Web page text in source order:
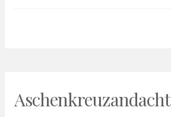
Aschenkreuzandacht